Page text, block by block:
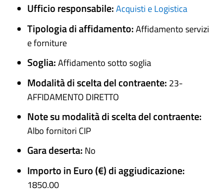
Ufficio responsabile:Acquisti e Logistica
Tipologia di affidamento:Affidamento servizi
e forniture
Soglia:Affidamento sotto soglia
Modalità di scelta del contraente: 23-
AFFIDAMENTO DIRETTO
Note su modalità di scelta del contraente:
Albo fornitori CIP
Gara deserta: No
Importo in Euro (€) di aggiudicazione:
1850.00